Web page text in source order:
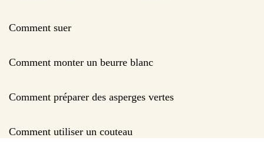
Comment suer
Comment monter un beurre blanc
Comment préparer des asperges vertes
Comment utiliser un couteau